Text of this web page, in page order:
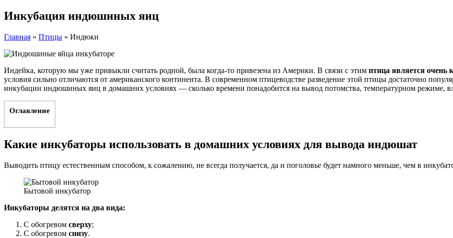
Инкубация индюшиных яиц
Главная » Птицы » Индюки
Индейка, которую мы уже привыкли считать родной, была когда-то привезена из Америки. В связи с этим птица является очень
условия сильно отличаются от американского континента. В современном птицеводстве разведение этой птицы достаточно
инкубации индюшиных яиц в домашних условиях — сколько времени понадобится на вывод потомства, температурном режиме,
Оглавление
Какие инкубаторы использовать в домашних условиях для вывода индюшат
Выводить птицу естественным способом, к сожалению, не всегда получается, да и поголовье будет намного меньше, чем в
Бытовой инкубатор
Инкубаторы делятся на два вида:
С обогревом сверху;
С обогревом снизу.